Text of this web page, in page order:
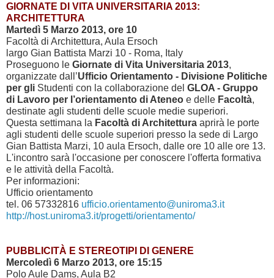
GIORNATE DI VITA UNIVERSITARIA 2013:
ARCHITETTURA
Martedì 5 Marzo 2013, ore 10
Facoltà di Architettura, Aula Ersoch
largo Gian Battista Marzi 10 - Roma, Italy
Proseguono le Giornate di Vita Universitaria 2013,
organizzate dall’Ufficio Orientamento - Divisione Politiche
per gli Studenti con la collaborazione del GLOA - Gruppo
di Lavoro per l’orientamento di Ateneo e delle Facoltà,
destinate agli studenti delle scuole medie superiori.
Questa settimana la Facoltà di Architettura aprirà le porte
agli studenti delle scuole superiori presso la sede di Largo
Gian Battista Marzi, 10 aula Ersoch, dalle ore 10 alle ore 13.
L'incontro sarà l'occasione per conoscere l'offerta formativa
e le attività della Facoltà.
Per informazioni:
Ufficio orientamento
tel. 06 57332816 ufficio.orientamento@uniroma3.it
http://host.uniroma3.it/progetti/orientamento/
PUBBLICITÀ E STEREOTIPI DI GENERE
Mercoledì 6 Marzo 2013, ore 15:15
Polo Aule Dams, Aula B2